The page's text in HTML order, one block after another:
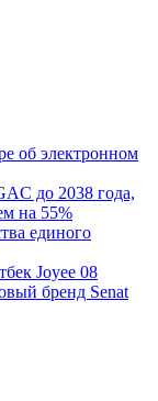
об электронном
до 2038 года,
на 55%
единого
Joyee 08
бренд Senat